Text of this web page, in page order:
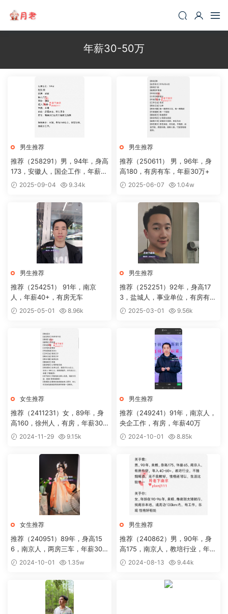
年薪30-50万
男生推荐
推荐（258291）男，94年，身高
173，安徽人，国企工作，年薪3
0+，房车无贷
2025-09-04 9.34k
男生推荐
推荐（250611） 男，96年，身
高180，有房有车，年薪30万+
2025-06-07 1.04w
男生推荐
推荐（254251） 91年，南京
人，年薪40+，有房无车
2025-05-01 8.96k
男生推荐
推荐（252251）92年，身高17
3，盐城人，事业单位，有房有
车，年薪30+，会做饭
2025-03-01 9.56k
女生推荐
推荐（2411231）女，89年，身
高160，徐州人，有房，年薪30
万+，硕士学历
2024-11-29 9.15k
男生推荐
推荐（249241）91年，南京人，
央企工作，有房，年薪40万
2024-10-01 8.85k
女生推荐
推荐（240951）89年，身高15
6，南京人，两房三车，年薪30
万 2024-10-01 1.35w
男生推荐
推荐（240862）男，90年，身
高175，南京人，教培行业，年薪
40万+2024-08-13 9.44k